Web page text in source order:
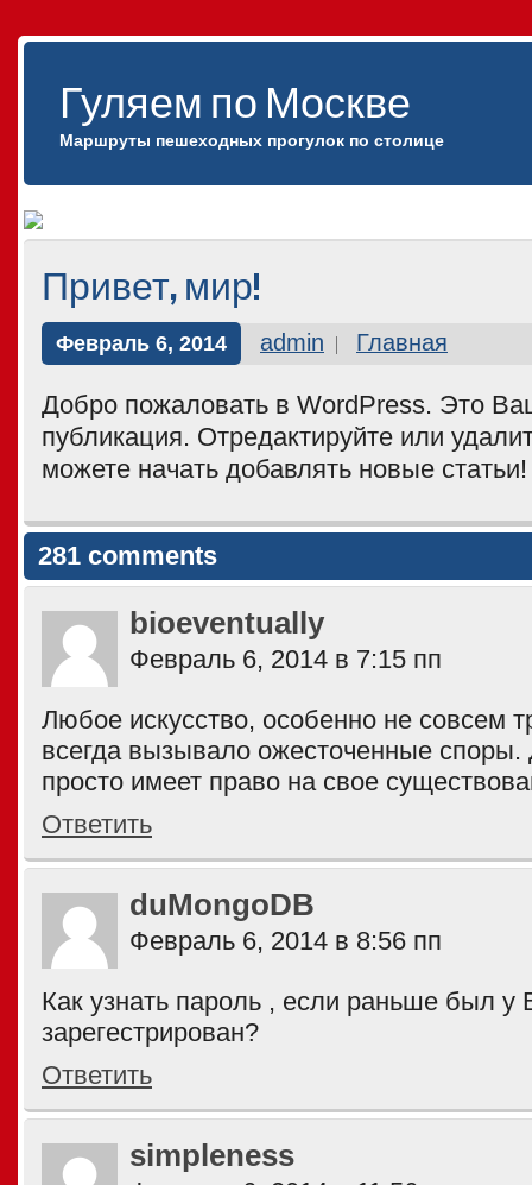
Гуляем по Москве
Маршруты пешеходных прогулок по столице
Привет, мир!
Февраль 6, 2014 admin Главная
Добро пожаловать в WordPress. Это
публикация. Отредактируйте или
можете начать добавлять новые статьи!
281 comments
bioeventually
Февраль 6, 2014 в 7:15 пп
Любое искусство, особенно не совсем
всегда вызывало ожесточенные
просто имеет право на свое
Ответить
duMongoDB
Февраль 6, 2014 в 8:56 пп
Как узнать пароль , если раньше был у
зарегестрирован?
Ответить
simpleness